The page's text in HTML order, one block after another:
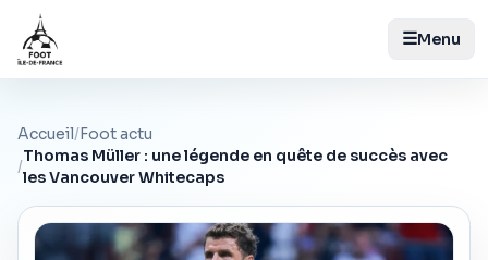
☰Menu
Accueil/Foot actu
/
Thomas Müller : une légende en quête de succès avec
les Vancouver Whitecaps